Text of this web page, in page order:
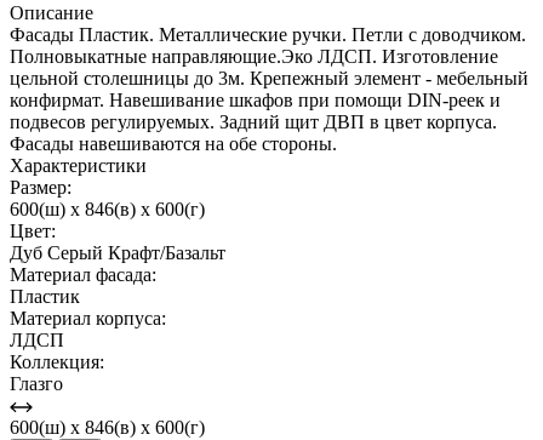
Описание
Фасады Пластик. Металлические ручки. Петли с доводчиком.
Полновыкатные направляющие.Эко ЛДСП. Изготовление
цельной столешницы до 3м. Крепежный элемент - мебельный
конфирмат. Навешивание шкафов при помощи DIN-реек и
подвесов регулируемых. Задний щит ДВП в цвет корпуса.
Фасады навешиваются на обе стороны.
Характеристики
Размер:
600(ш) x 846(в) x 600(г)
Цвет:
Дуб Серый Крафт/Базальт
Материал фасада:
Пластик
Материал корпуса:
ЛДСП
Коллекция:
Глазго
600(ш) x 846(в) x 600(г)